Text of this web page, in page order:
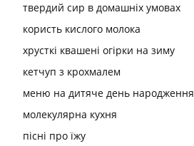
твердий сир в домашніх умовах
користь кислого молока
хрусткі квашені огірки на зиму
кетчуп з крохмалем
меню на дитяче день народження
молекулярна кухня
пісні про їжу